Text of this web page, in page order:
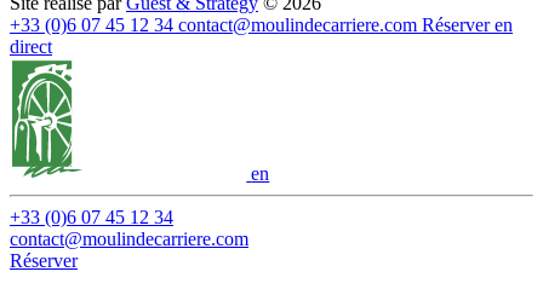
+33 (0)6 07 45 12 34 contact@moulindecarriere.com Réserver en
direct
en
+33 (0)6 07 45 12 34
contact@moulindecarriere.com
Réserver